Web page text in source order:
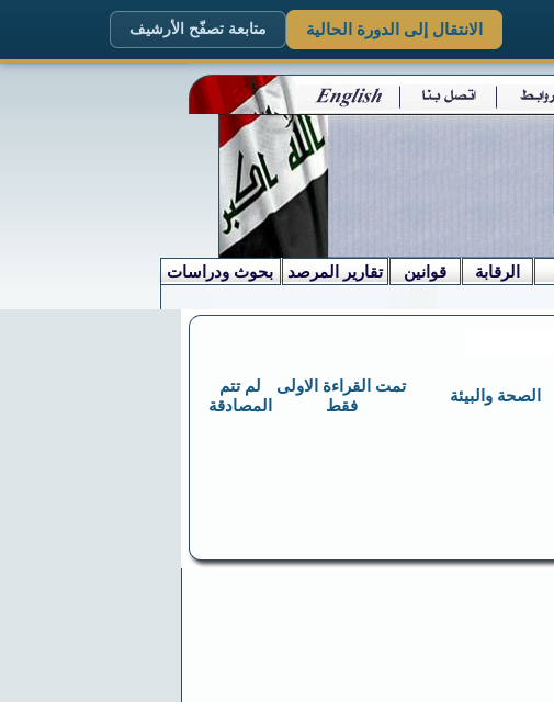
الانتقال إلى الدورة الحالية متابعة تصفّح الأرشيف
الرقابة قوانين تقارير المرصد بحوث ودراسات
الصحة والبيئة
تمت القراءة الاولى
فقط
لم تتم
المصادقة